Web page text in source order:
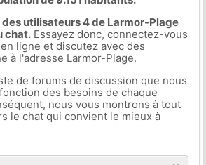
utilisateurs 4 de Larmor-Plage
chat.Essayez donc, connectez-vous
ligne et discutez avec des
à l'adresse Larmor-Plage.
de forums de discussion que nous
des besoins de chaque
nous vous montrons à tout
le chat qui convient le mieux à